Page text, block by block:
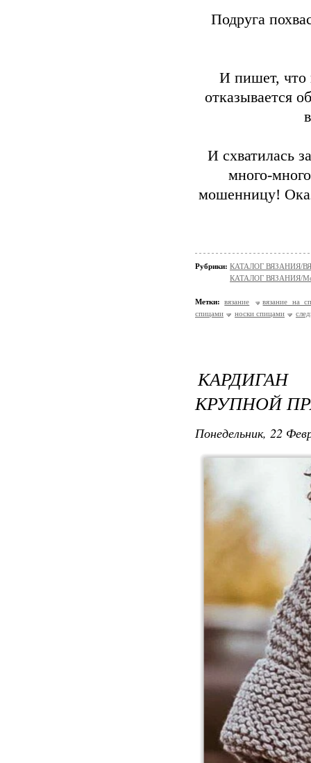
Подруга
И пишет, что
отказывается
И схватилась
много-
мошенницу!
Рубрики: КАТАЛОГ ВЯЗАНИЯ/
КАТАЛОГ ВЯЗАНИЯ/
Метки: вязание
вязание на
спицами
носки спицами
КРУПНОЙ
Понедельник, 22